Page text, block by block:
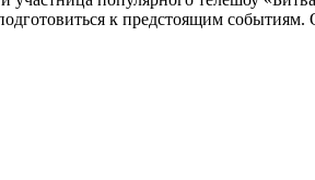
к предстоящим